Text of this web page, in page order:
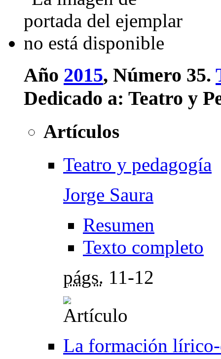
Año 2015, Número 35.
Dedicado a: Teatro y
Artículos
Teatro y pedagogía
Jorge Saura
Resumen
Texto completo
págs. 11-12
La formación lírico-